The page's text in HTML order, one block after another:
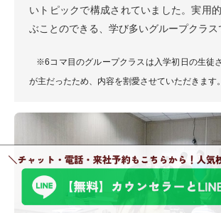
いトピックで構成されていました。実用
ぶことのできる、学び多いグループクラス
※6コマ目のグループクラスは入学初日の生徒
が主だったため、内容を割愛させていただきます。